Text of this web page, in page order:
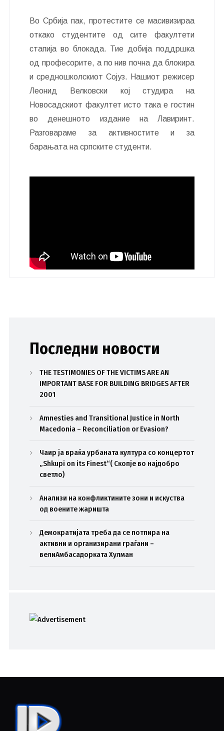
Во Србија пак, протестите се масивизираа
откако студентите од сите факултети
стапија во блокада. Тие добија поддршка
од професорите, а по нив почна да блокира
и средношколскиот Сојуз. Нашиот режисер
Леонид Велковски кој студира на
Новосадскиот факултет исто така е гостин
во денешното издание на Лавиринт.
Разговараме за активностите и за
барањата на српските студенти.
Последни новости
THE TESTIMONIES OF THE VICTIMS ARE AN
IMPORTANT BASE FOR BUILDING BRIDGES AFTER
2001
Amnesties and Transitional Justice in North
Macedonia – Reconciliation or Evasion?
Чаир ја враќа урбаната култура со концертот
„Shkupi on its Finest“( Скопје во најдобро
светло)
Анализи на конфликтините зони и искуства
од воените жаришта
Демократијата треба да се потпира на
активни и организирани граѓани –
велиАмбасадорката Хулман